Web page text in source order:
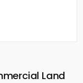
Land